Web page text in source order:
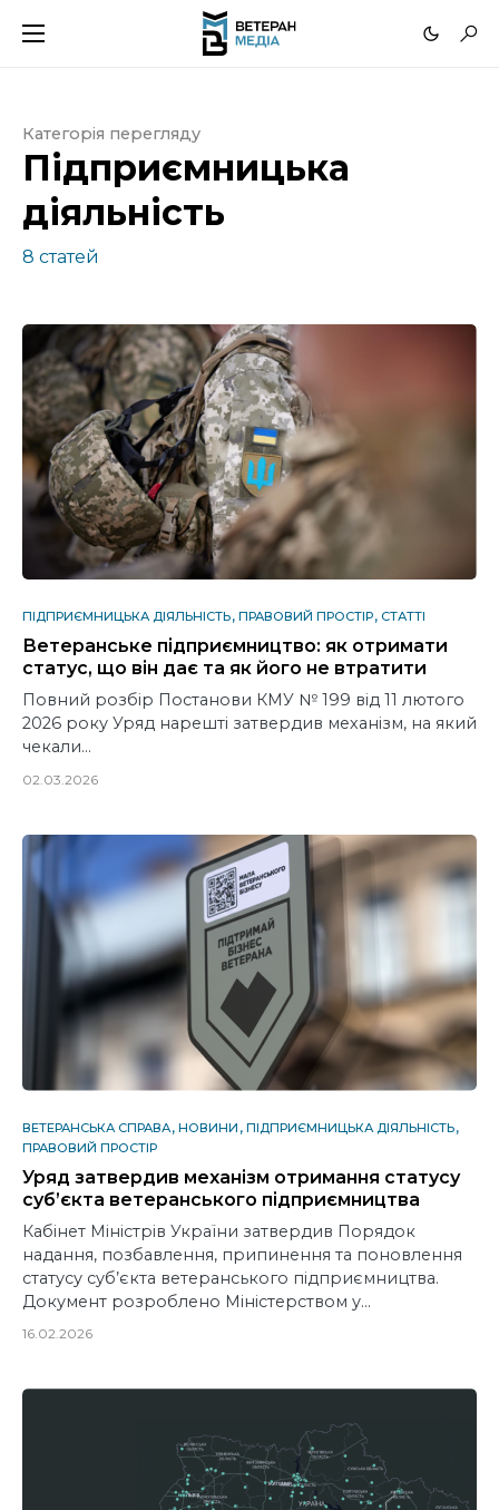
Категорія перегляду
Підприємницька
діяльність
8 статей
ПІДПРИЄМНИЦЬКА ДІЯЛЬНІСТЬ ПРАВОВИЙ ПРОСТІР СТАТТІ
Ветеранське підприємництво: як отримати
статус, що він дає та як його не втратити
Повний розбір Постанови КМУ № 199 від 11 лютого
2026 року Уряд нарешті затвердив механізм, на який
чекали…
02.03.2026
ВЕТЕРАНСЬКА СПРАВА НОВИНИ ПІДПРИЄМНИЦЬКА ДІЯЛЬНІСТЬ
ПРАВОВИЙ ПРОСТІР
Уряд затвердив механізм отримання статусу
суб’єкта ветеранського підприємництва
Кабінет Міністрів України затвердив Порядок
надання, позбавлення, припинення та поновлення
статусу суб’єкта ветеранського підприємництва.
Документ розроблено Міністерством у…
16.02.2026